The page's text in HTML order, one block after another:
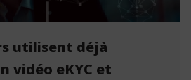
utilisent déjà
vidéo eKYC et